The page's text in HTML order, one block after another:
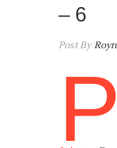
– 6
Post By
P